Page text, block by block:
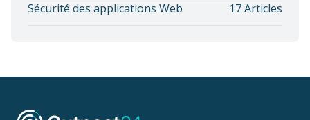
Sécurité des applications Web
17 Articles